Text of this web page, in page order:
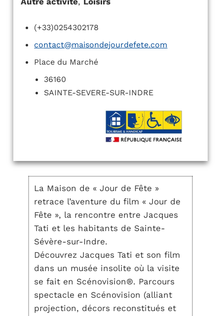
(+33)0254302178
contact@maisondejourdefete.com
Place du Marché
36160
SAINTE-SEVERE-SUR-INDRE
La Maison de « Jour de Fête »
retrace l’aventure du film « Jour de
Fête », la rencontre entre Jacques
Tati et les habitants de Sainte-
Sévère-sur-Indre.
Découvrez Jacques Tati et son film
dans un musée insolite où la visite
se fait en Scénovision®. Parcours
spectacle en Scénovision (alliant
projection, décors reconstitués et